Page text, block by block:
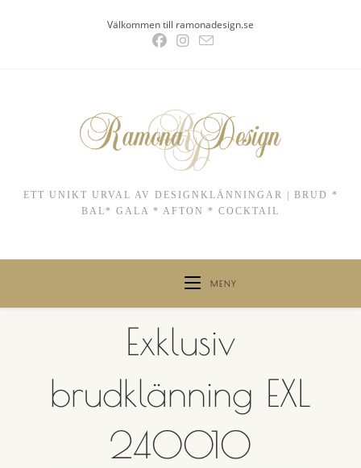
Välkommen till ramonadesign.se
ETT UNIKT URVAL AV DESIGNKLÄNNINGAR | BRUD *
BAL* GALA * AFTON * COCKTAIL
MENY
Exklusiv
brudklänning EXL
240010